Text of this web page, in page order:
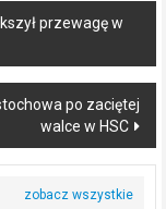
przewagę w
po zaciętej
walce w HSC